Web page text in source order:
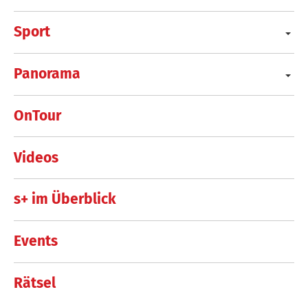
Sport
Panorama
OnTour
Videos
s+ im Überblick
Events
Rätsel